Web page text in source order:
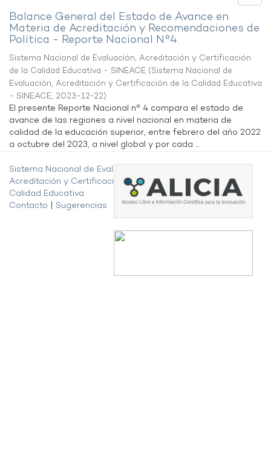
Balance General del Estado de Avance en
Materia de Acreditación y Recomendaciones de
Política - Reporte Nacional N°4.
Sistema Nacional de Evaluación, Acreditación y Certificación
de la Calidad Educativa - SINEACE (Sistema Nacional de
Evaluación, Acreditación y Certificación de la Calidad Educativa
- SINEACE, 2023-12-22)
El presente Reporte Nacional n° 4 compara el estado de
avance de las regiones a nivel nacional en materia de
calidad de la educación superior, entre febrero del año 2022
a octubre del 2023, a nivel global y por cada ...
Sistema Nacional de Evaluación,
Acreditación y Certificación de la
Calidad Educativa
Contacto
Sugerencias